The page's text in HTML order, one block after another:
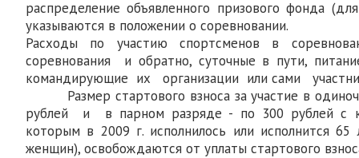
распределение объявленного призового фонда
указываются в положении о соревновании.
Расходы по участию спортсменов в
соревнования и обратно, суточные в пути,
командирующие их организации или сами
Размер стартового взноса за участие в
рублей и в парном разряде - по 300 рублей с
которым в 2009 г. исполнилось или исполнится
женщин), освобождаются от уплаты стартового